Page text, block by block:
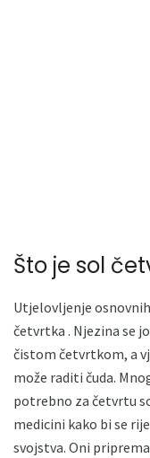
Što je sol
Utjelovljenje
četvrtka . Njezina se
čistom četvrtkom, a
može raditi čuda.
potrebno za četvrtu
medicini kako bi se
svojstva. Oni